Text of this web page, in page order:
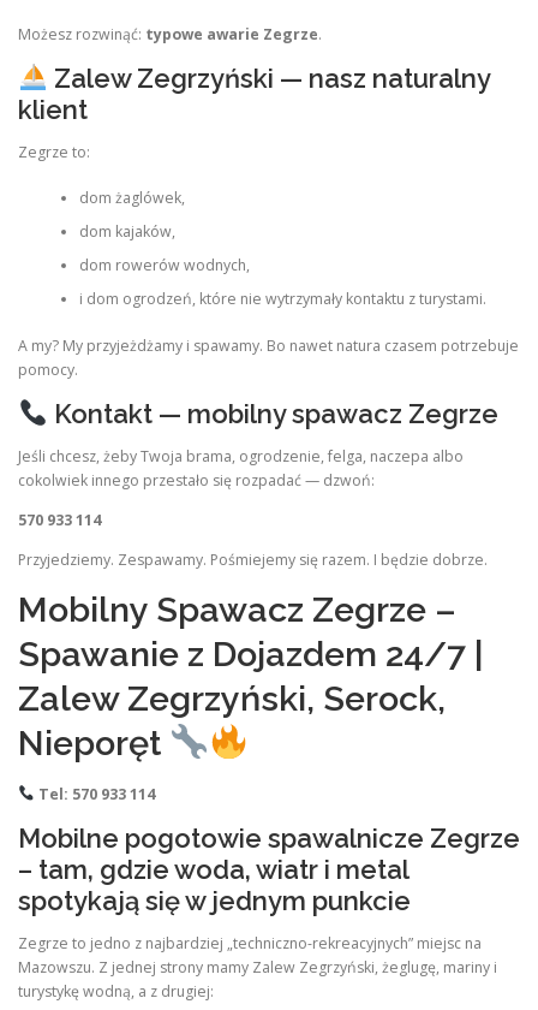
Możesz rozwinąć: typowe awarie Zegrze.
Zalew Zegrzyński — nasz naturalny
klient
Zegrze to:
dom żaglówek,
dom kajaków,
dom rowerów wodnych,
i dom ogrodzeń, które nie wytrzymały kontaktu z turystami.
A my? My przyjeżdżamy i spawamy. Bo nawet natura czasem potrzebuje
pomocy.
Kontakt — mobilny spawacz Zegrze
Jeśli chcesz, żeby Twoja brama, ogrodzenie, felga, naczepa albo
cokolwiek innego przestało się rozpadać — dzwoń:
570 933 114
Przyjedziemy. Zespawamy. Pośmiejemy się razem. I będzie dobrze.
Mobilny Spawacz Zegrze –
Spawanie z Dojazdem 24/7 |
Zalew Zegrzyński, Serock,
Nieporęt
Tel: 570 933 114
Mobilne pogotowie spawalnicze Zegrze
– tam, gdzie woda, wiatr i metal
spotykają się w jednym punkcie
Zegrze to jedno z najbardziej „techniczno-rekreacyjnych” miejsc na
Mazowszu. Z jednej strony mamy Zalew Zegrzyński, żeglugę, mariny i
turystykę wodną, a z drugiej: